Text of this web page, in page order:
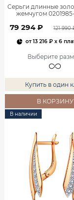
Серьги длинные
жемчугом
79 294 ₽ 121 990
от13 216 ₽x 6
Выберите
Купить в один
В КОРЗИНУ
В наличии